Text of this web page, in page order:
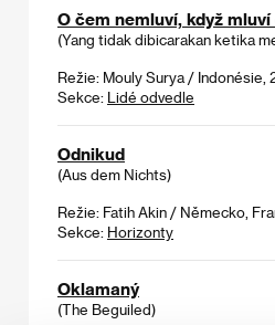
O čem nemluví, když
(Yang tidak dibicarakan ketika
Režie: Mouly Surya / Indonésie,
Sekce: Lidé odvedle
Odnikud
(Aus dem Nichts)
Režie: Fatih Akin / Německo,
Sekce: Horizonty
Oklamaný
(The Beguiled)